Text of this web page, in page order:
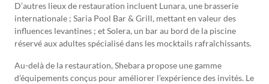
D’autres lieux de restauration incluent Lunara, une brasserie
internationale ; Saria Pool Bar & Grill, mettant en valeur des
influences levantines ; et Solera, un bar au bord de la piscine
réservé aux adultes spécialisé dans les mocktails rafraîchissants.
Au-delà de la restauration, Shebara propose une gamme
d’équipements conçus pour améliorer l’expérience des invités. Le